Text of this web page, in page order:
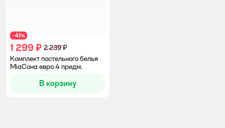
−41%
1 299 ₽ 2 239 ₽
Комплект постельного белья
MiaСона евро 4 предм.
В корзину